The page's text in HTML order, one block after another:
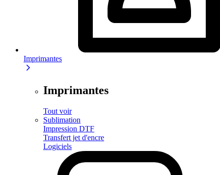
Imprimantes
Imprimantes
Tout voir
Sublimation
Impression DTF
Transfert jet d'encre
Logiciels